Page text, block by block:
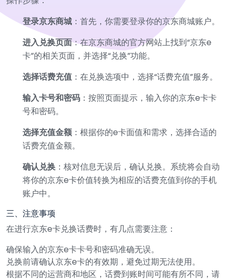
登录京东商城 ：首先，你需要登录你的京东商城账户。
进入兑换页面：在京东商城的官方网站上找到“京东e
卡”的相关页面，并选择“兑换”功能。
选择话费充值 ：在兑换选项中，选择“话费充值”服务。
输入卡号和密码 ：按照页面提示，输入你的京东e卡卡
号和密码。
选择充值金额 ：根据你的e卡面值和需求，选择合适的
话费充值金额。
确认兑换 ：核对信息无误后，确认兑换。系统将会自动
将你的京东e卡价值转换为相应的话费充值到你的手机
账户中。
三、注意事项
在进行京东e卡兑换话费时，有几点需要注意：
确保输入的京东e卡卡号和密码准确无误。
兑换前请确认京东e卡的有效期，避免过期无法使用。
根据不同的运营商和地区，话费到账时间可能有所不同，请